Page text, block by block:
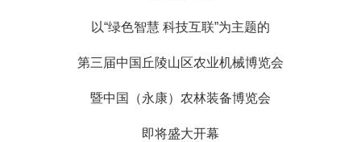
以“绿色智慧 科技互联”为主题的
第三届中国丘陵山区农业机械博览会
暨中国（永康）农林装备博览会
即将盛大开幕